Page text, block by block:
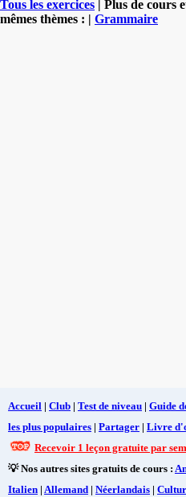
Tous les exercices | Plus de cours
mêmes thèmes : | Grammaire
Accueil | Club | Test de niveau | Guide
les plus populaires | Partager | Livre
Recevoir 1 leçon gratuite par
💡 Nos autres sites gratuits de cours :
Italien | Allemand | Néerlandais |